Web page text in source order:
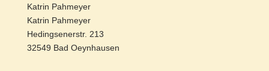
Katrin Pahmeyer
Katrin Pahmeyer
Hedingsenerstr. 213
32549 Bad Oeynhausen